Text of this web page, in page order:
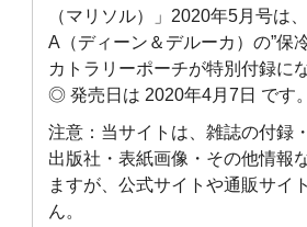
（マリソル）」2020年5月号は
A（ディーン＆デルーカ）の”保
カトラリーポーチが特別付録に
◎ 発売日は 2020年4月7日 です。
注意：当サイトは、雑誌の付録
出版社・表紙画像・その他情報
ますが、公式サイトや通販サイ
ん。